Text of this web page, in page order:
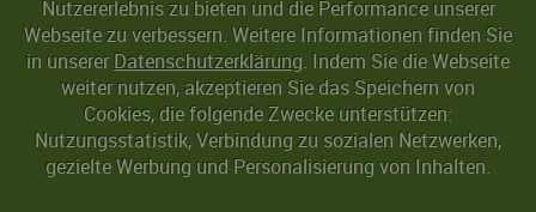
Nutzererlebnis zu bieten und die Performance unserer
Webseite zu verbessern. Weitere Informationen finden Sie
in unserer Datenschutzerklärung. Indem Sie die Webseite
weiter nutzen, akzeptieren Sie das Speichern von
Cookies, die folgende Zwecke unterstützen:
Nutzungsstatistik, Verbindung zu sozialen Netzwerken,
gezielte Werbung und Personalisierung von Inhalten.